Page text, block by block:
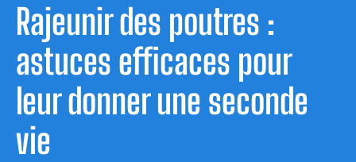
Rajeunir des poutres :
astuces efficaces pour
leur donner une seconde
vie